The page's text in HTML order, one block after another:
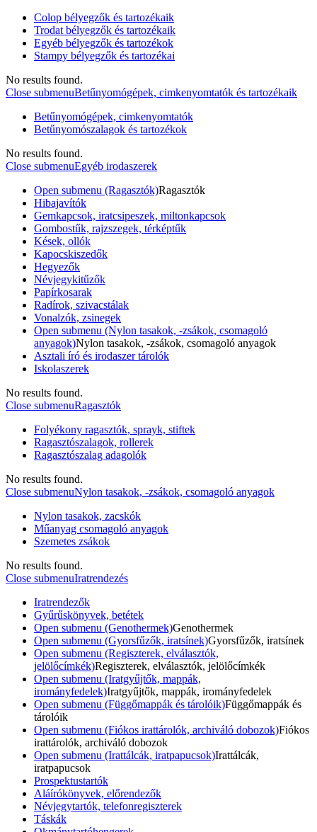
Colop bélyegzők és tartozékaik
Trodat bélyegzők és tartozékaik
Egyéb bélyegzők és tartozékok
Stampy bélyegzők és tartozékai
No results found.
Close submenuBetűnyomógépek, cimkenyomtatók és tartozékaik
Betűnyomógépek, cimkenyomtatók
Betűnyomószalagok és tartozékok
No results found.
Close submenuEgyéb irodaszerek
Open submenu (Ragasztók)Ragasztók
Hibajavítók
Gemkapcsok, iratcsipeszek, miltonkapcsok
Gombostűk, rajzszegek, térképtűk
Kések, ollók
Kapocskiszedők
Hegyezők
Névjegykitűzők
Papírkosarak
Radírok, szivacstálak
Vonalzók, zsinegek
Open submenu (Nylon tasakok, -zsákok, csomagoló
anyagok)Nylon tasakok, -zsákok, csomagoló anyagok
Asztali író és irodaszer tárolók
Iskolaszerek
No results found.
Close submenuRagasztók
Folyékony ragasztók, sprayk, stiftek
Ragasztószalagok, rollerek
Ragasztószalag adagolók
No results found.
Close submenuNylon tasakok, -zsákok, csomagoló anyagok
Nylon tasakok, zacskók
Műanyag csomagoló anyagok
Szemetes zsákok
No results found.
Close submenuIratrendezés
Iratrendezők
Gyűrűskönyvek, betétek
Open submenu (Genothermek)Genothermek
Open submenu (Gyorsfűzők, iratsínek)Gyorsfűzők, iratsínek
Open submenu (Regiszterek, elválasztók,
jelölőcímkék)Regiszterek, elválasztók, jelölőcímkék
Open submenu (Iratgyűjtők, mappák,
irományfedelek)Iratgyűjtők, mappák, irományfedelek
Open submenu (Függőmappák és tárolóik)Függőmappák és
tárolóik
Open submenu (Fiókos irattárolók, archiváló dobozok)Fiókos
irattárolók, archiváló dobozok
Open submenu (Irattálcák, iratpapucsok)Irattálcák,
iratpapucsok
Prospektustartók
Aláírókönyvek, előrendezők
Névjegytartók, telefonregiszterek
Táskák